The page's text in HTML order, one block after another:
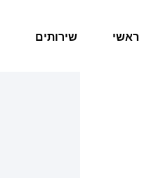
ראשי שירותים